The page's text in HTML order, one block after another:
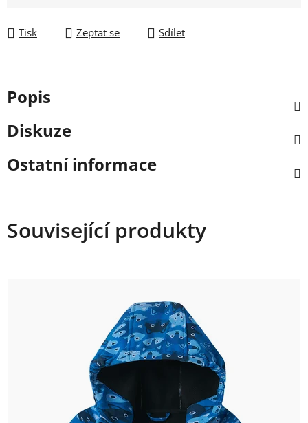
Tisk Zeptat se Sdílet
Popis
Diskuze
Ostatní informace
Související produkty